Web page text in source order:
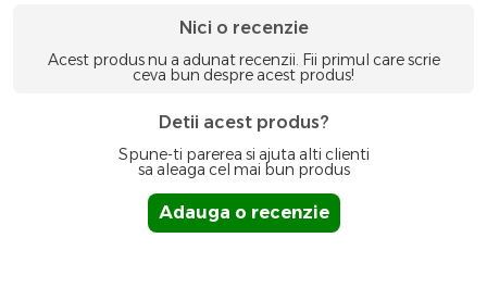
Nici o recenzie
Acest produs nu a adunat recenzii. Fii primul care scrie
ceva bun despre acest produs!
Detii acest produs?
Spune-ti parerea si ajuta alti clienti
sa aleaga cel mai bun produs
Adauga o recenzie